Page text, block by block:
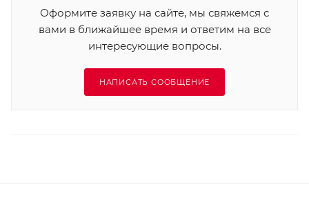
Оформите заявку на сайте, мы свяжемся с
вами в ближайшее время и ответим на все
интересующие вопросы.
НАПИСАТЬ СООБЩЕНИЕ